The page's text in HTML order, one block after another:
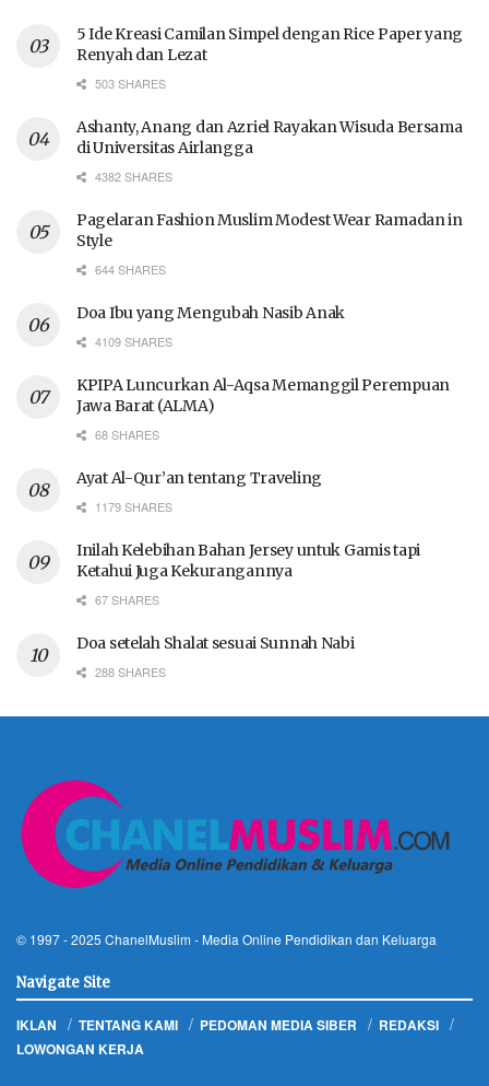
5 Ide Kreasi Camilan Simpel dengan Rice Paper yang
Renyah dan Lezat
503 SHARES
Ashanty, Anang dan Azriel Rayakan Wisuda Bersama
di Universitas Airlangga
4382 SHARES
Pagelaran Fashion Muslim Modest Wear Ramadan in
Style
644 SHARES
Doa Ibu yang Mengubah Nasib Anak
4109 SHARES
KPIPA Luncurkan Al-Aqsa Memanggil Perempuan
Jawa Barat (ALMA)
68 SHARES
Ayat Al-Qur’an tentang Traveling
1179 SHARES
Inilah Kelebihan Bahan Jersey untuk Gamis tapi
Ketahui Juga Kekurangannya
67 SHARES
Doa setelah Shalat sesuai Sunnah Nabi
288 SHARES
© 1997 - 2025 ChanelMuslim - Media Online Pendidikan dan Keluarga
Navigate Site
IKLAN TENTANG KAMI PEDOMAN MEDIA SIBER
REDAKSI
LOWONGAN KERJA